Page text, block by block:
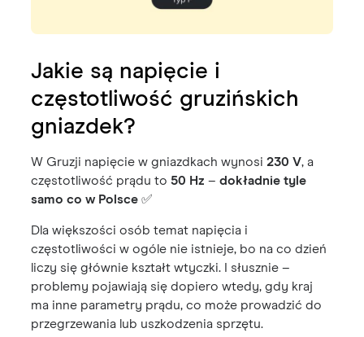
Jakie są napięcie i
częstotliwość gruzińskich
gniazdek?
W Gruzji napięcie w gniazdkach wynosi230 V, a
częstotliwość prądu to50 Hz –dokładnie tyle
samo co w Polsce ✅
Dla większości osób temat napięcia i
częstotliwości w ogóle nie istnieje, bo na co dzień
liczy się głównie kształt wtyczki. I słusznie –
problemy pojawiają się dopiero wtedy, gdy kraj
ma inne parametry prądu, co może prowadzić do
przegrzewania lub uszkodzenia sprzętu.